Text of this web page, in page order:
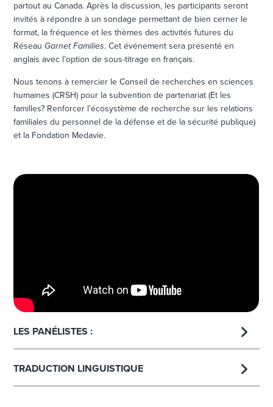
partout au Canada. Après la discussion, les participants seront
invités à répondre à un sondage permettant de bien cerner le
format, la fréquence et les thèmes des activités futures du
Réseau Garnet Families. Cet événement sera présenté en
anglais avec l’option de sous-titrage en français.
Nous tenons à remercier le Conseil de recherches en sciences
humaines (CRSH) pour la subvention de partenariat (Et les
familles? Renforcer l’écosystème de recherche sur les relations
familiales du personnel de la défense et de la sécurité publique)
et la Fondation Medavie.
LES PANÉLISTES :
TRADUCTION LINGUISTIQUE